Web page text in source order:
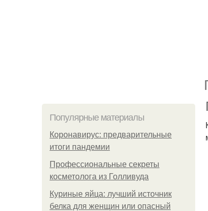
Популярные материалы
Коронавирус: предварительные
итоги пандемии
Профессиональные секреты
косметолога из Голливуда
Куриные яйца: лучший источник
белка для женщин или опасный